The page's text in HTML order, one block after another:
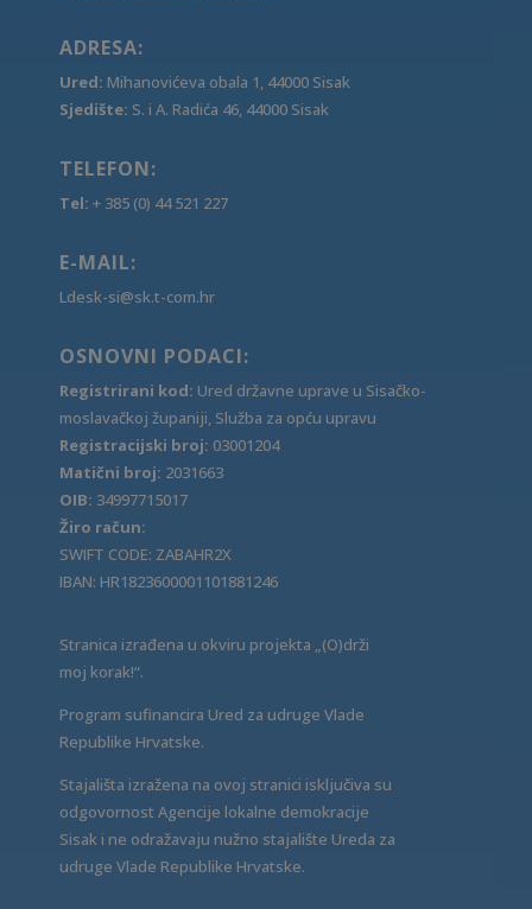
ADRESA:
Ured: Mihanovićeva obala 1, 44000 Sisak
Sjedište: S. i A. Radića 46, 44000 Sisak
TELEFON:
Tel: + 385 (0) 44 521 227
E-MAIL:
Ldesk-si@sk.t-com.hr
OSNOVNI PODACI:
Registrirani kod: Ured državne uprave u Sisačko-
moslavačkoj županiji, Služba za opću upravu
Registracijski broj: 03001204
Matični broj: 2031663
OIB: 34997715017
Žiro račun:
SWIFT CODE: ZABAHR2X
IBAN: HR1823600001101881246
Stranica izrađena u okviru projekta „(O)drži
moj korak!“.
Program sufinancira Ured za udruge Vlade
Republike Hrvatske.
Stajališta izražena na ovoj stranici isključiva su
odgovornost Agencije lokalne demokracije
Sisak i ne odražavaju nužno stajalište Ureda za
udruge Vlade Republike Hrvatske.